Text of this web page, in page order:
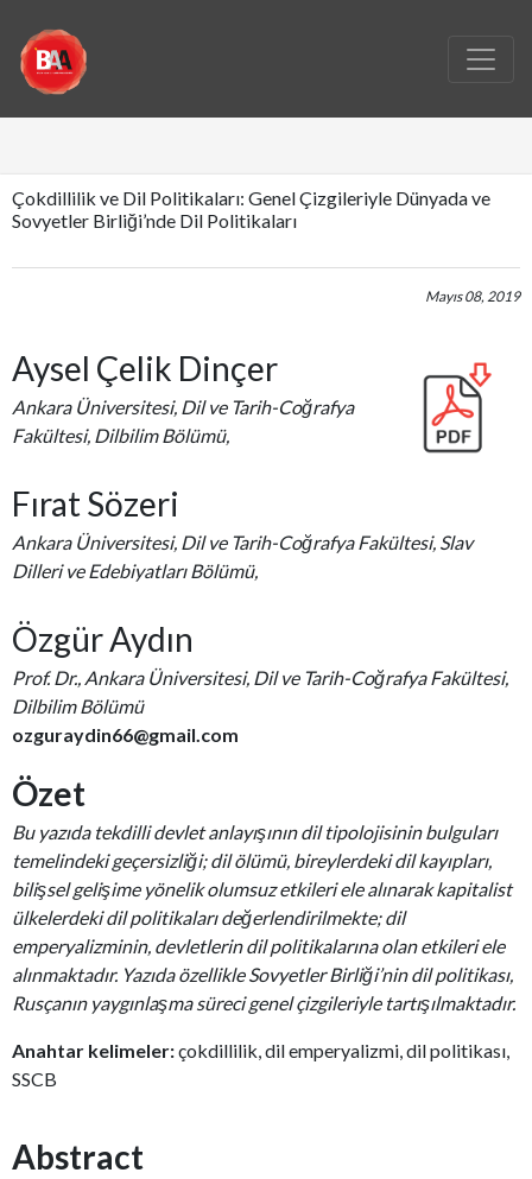
Çokdillilik ve Dil Politikaları: Genel Çizgileriyle Dünyada ve
Sovyetler Birliği’nde Dil Politikaları
Mayıs 08, 2019
Aysel Çelik Dinçer
Ankara Üniversitesi, Dil ve Tarih-Coğrafya
Fakültesi, Dilbilim Bölümü,
Fırat Sözeri
Ankara Üniversitesi, Dil ve Tarih-Coğrafya Fakültesi, Slav
Dilleri ve Edebiyatları Bölümü,
Özgür Aydın
Prof. Dr., Ankara Üniversitesi, Dil ve Tarih-Coğrafya Fakültesi,
Dilbilim Bölümü
ozguraydin66@gmail.com
Özet
Bu yazıda tekdilli devlet anlayışının dil tipolojisinin bulguları
temelindeki geçersizliği; dil ölümü, bireylerdeki dil kayıpları,
bilişsel gelişime yönelik olumsuz etkileri ele alınarak kapitalist
ülkelerdeki dil politikaları değerlendirilmekte; dil
emperyalizminin, devletlerin dil politikalarına olan etkileri ele
alınmaktadır. Yazıda özellikle Sovyetler Birliği’nin dil politikası,
Rusçanın yaygınlaşma süreci genel çizgileriyle tartışılmaktadır.
Anahtar kelimeler:çokdillilik, dil emperyalizmi, dil politikası,
SSCB
Abstract